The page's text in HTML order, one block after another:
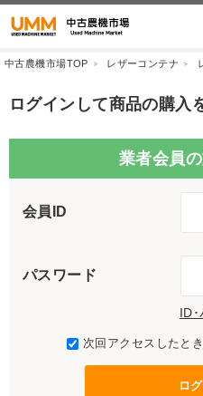
中古農機市場TOP レザーコンテナ
ログインして商品の購入
業者会員
会員ID
パスワード
ID･
次回アクセスしたと